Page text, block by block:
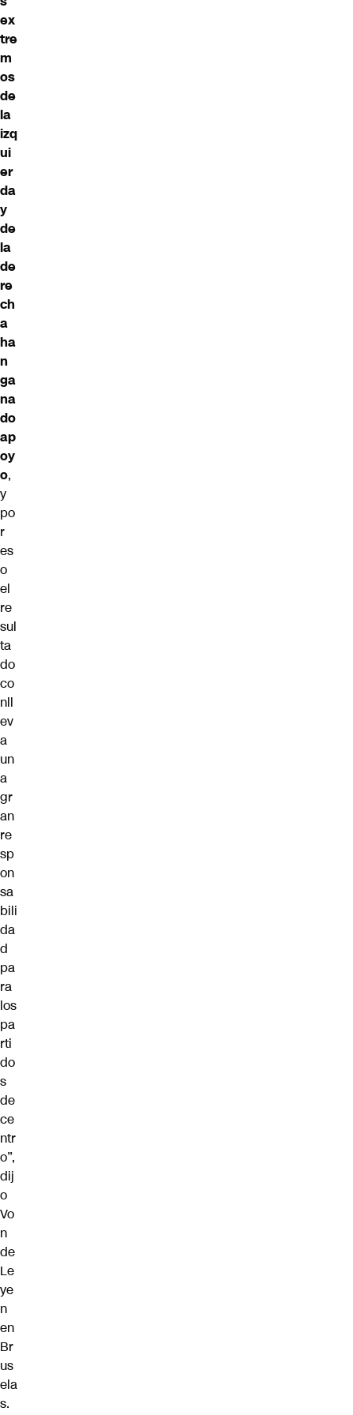
ex
tre
m
os
de
la
izq
ui
er
da
y
de
la
de
re
ch
a
ha
n
ga
na
do
ap
oy
o,
y
po
r
es
o
el
re
sul
ta
do
co
nll
ev
a
un
a
gr
an
re
sp
on
sa
bili
da
d
pa
ra
los
pa
rti
do
s
de
ce
ntr
o”,
dij
o
Vo
n
de
Le
ye
n
en
Br
us
ela
s.